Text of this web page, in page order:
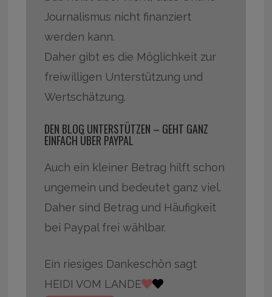
Journalismus nicht finanziert
werden kann.
Daher gibt es die Möglichkeit zur
freiwilligen Unterstützung und
Wertschätzung.
DEN BLOG UNTERSTÜTZEN – GEHT GANZ
EINFACH ÜBER PAYPAL
Auch ein kleiner Betrag hilft schon
ungemein und bedeutet ganz viel.
Daher sind Betrag und Häufigkeit
bei Paypal frei wählbar.
Ein riesiges Dankeschön sagt
HEIDI VOM LANDE